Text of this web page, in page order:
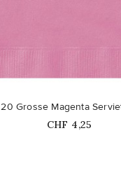
20 Grosse Magenta
Price
CHF 4,25